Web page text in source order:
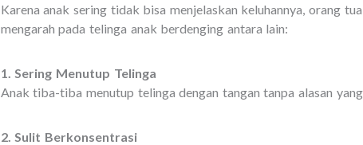
Karena anak sering tidak bisa menjelaskan keluhannya, orang
mengarah pada telinga anak berdenging antara lain:
1. Sering Menutup Telinga
Anak tiba-tiba menutup telinga dengan tangan tanpa alasan
2. Sulit Berkonsentrasi